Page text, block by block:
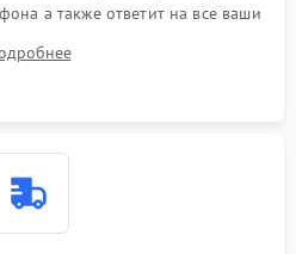
а также ответит на все ваши